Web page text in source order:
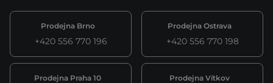
Prodejna Brno
+420 556 770 196
Prodejna Ostrava
+420 556 770 198
Prodejna Praha 10 Prodejna Vítkov